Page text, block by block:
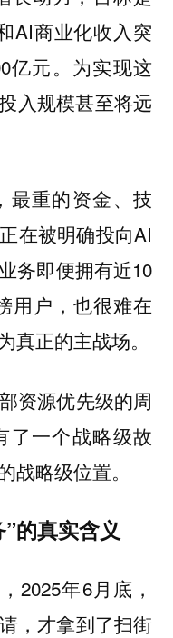
AI商业化收入突
亿元。为实现这
入规模甚至将远
最重的资金、技
在被明确投向AI
务即便拥有近10
用户，也很难在
真正的主战场。
资源优先级的周
了一个战略级故
战略级位置。
的真实含义
2025年6月底，
，才拿到了扫街